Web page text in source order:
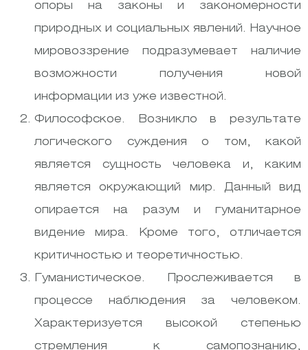
опоры на законы и закономерности
природных и социальных явлений. Научное
мировоззрение подразумевает наличие
возможности получения новой
информации из уже известной.
Философское. Возникло в результате
логического суждения о том, какой
является сущность человека и, каким
является окружающий мир. Данный вид
опирается на разум и гуманитарное
видение мира. Кроме того, отличается
критичностью и теоретичностью.
Гуманистическое. Прослеживается в
процессе наблюдения за человеком.
Характеризуется высокой степенью
стремления к самопознанию,